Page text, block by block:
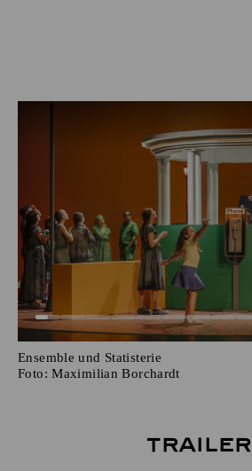
Ensemble und Statisterie
Foto: Maximilian Borchardt
Trailer